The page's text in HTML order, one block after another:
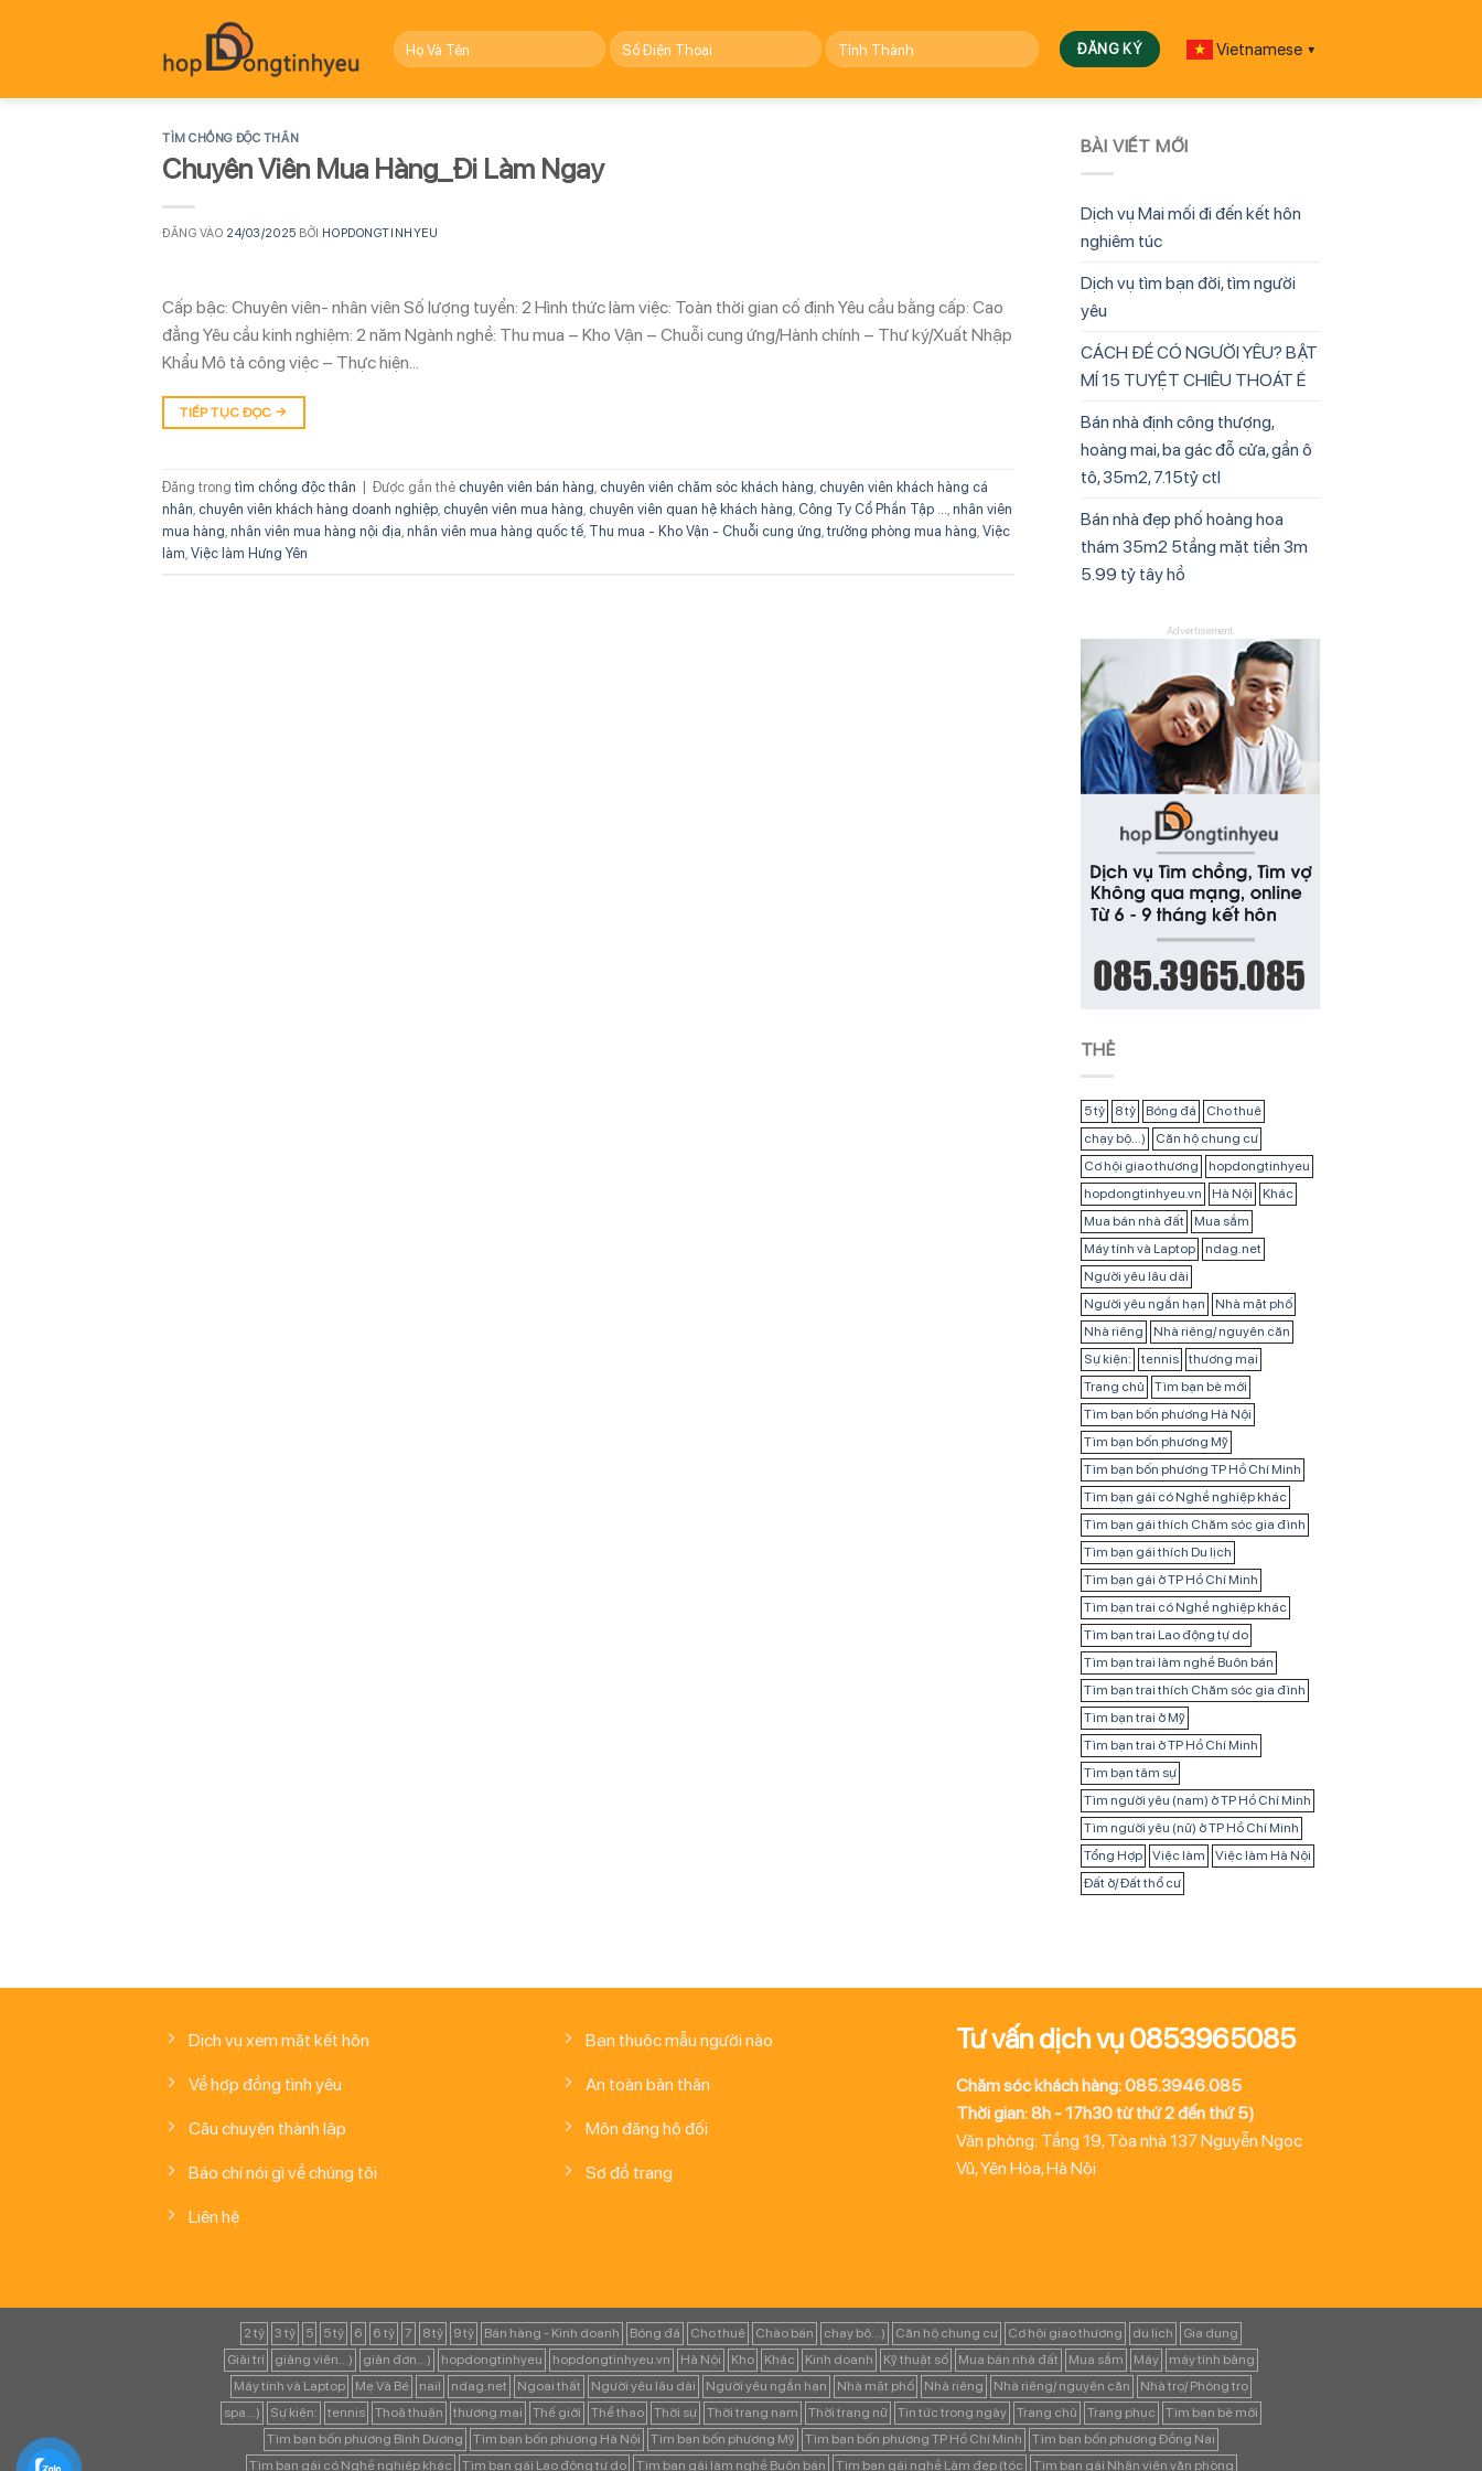
dung
Vietnamese ▼
TÌM CHỒNG ĐỘC THÂN
Chuyên Viên Mua Hàng_Đi Làm Ngay
ĐĂNG VÀO 24/03/2025 BỞI HOPDONGTINHYEU
Cấp bậc: Chuyên viên- nhân viên Số lượng tuyển: 2 Hình thức làm việc: Toàn thời gian cố định Yêu cầu bằng cấp: Cao
đẳng Yêu cầu kinh nghiệm: 2 năm Ngành nghề: Thu mua – Kho Vận – Chuỗi cung ứng/Hành chính – Thư ký/Xuất Nhập
Khẩu Mô tả công việc – Thực hiện…
TIẾP TỤC ĐỌC →
Đăng trong tìm chồng độc thân Được gắn thẻ chuyên viên bán hàng chuyên viên chăm sóc khách hàng chuyên viên khách hàng cá
nhân chuyên viên khách hàng doanh nghiệp chuyên viên mua hàng chuyên viên quan hệ khách hàng Công Ty Cổ Phần Tập ...
nhân viên
mua hàng nhân viên mua hàng nội địa nhân viên mua hàng quốc tế Thu mua - Kho Vận - Chuỗi cung ứng trưởng phòng mua hàng Việc
làm Việc làm Hưng Yên
BÀI VIẾT MỚI
Dịch vụ Mai mối đi đến kết hôn
nghiêm túc
Dịch vụ tìm bạn đời, tìm người
yêu
CÁCH ĐỂ CÓ NGƯỜI YÊU? BẬT
MÍ 15 TUYỆT CHIÊU THOÁT Ế
Bán nhà định công thượng,
hoàng mai, ba gác đỗ cửa, gần ô
tô, 35m2, 7.15tỷ ctl
Bán nhà đẹp phố hoàng hoa
thám 35m2 5tầng mặt tiền 3m
5.99 tỷ tây hồ
Advertisement
THẺ
5 tỷ 8 tỷ Bóng đá
Cho thuê
chạy bộ...)
Căn hộ chung cư
Cơ hội giao thương
hopdongtinhyeu
hopdongtinhyeu.vn
Hà Nội
Khác
Mua bán nhà đất
Mua sắm
Máy tính và Laptop
ndag.net
Người yêu lâu dài
Người yêu ngắn hạn
Nhà mặt phố
Nhà riêng
Nhà riêng/ nguyên căn
Sự kiện:
tennis
thương mại
Trang chủ
Tìm bạn bè mới
Tìm bạn bốn phương Hà Nội
Tìm bạn bốn phương Mỹ
Tìm bạn bốn phương TP Hồ Chí Minh
Tìm bạn gái có Nghề nghiệp khác
Tìm bạn gái thích Chăm sóc gia đình
Tìm bạn gái thích Du lịch
Tìm bạn gái ở TP Hồ Chí Minh
Tìm bạn trai có Nghề nghiệp khác
Tìm bạn trai Lao động tự do
Tìm bạn trai làm nghề Buôn bán
Tìm bạn trai thích Chăm sóc gia đình
Tìm bạn trai ở Mỹ
Tìm bạn trai ở TP Hồ Chí Minh
Tìm bạn tâm sự
Tìm người yêu (nam) ở TP Hồ Chí Minh
Tìm người yêu (nữ) ở TP Hồ Chí Minh
Tổng Hợp
Việc làm
Việc làm Hà Nội
Đất ở/ Đất thổ cư
Dịch vụ xem mặt kết hôn
Về hợp đồng tình yêu
Câu chuyện thành lập
Báo chí nói gì về chúng tôi
Liên hệ
Bạn thuộc mẫu người nào
An toàn bản thân
Môn đăng hộ đối
Sơ đồ trang
Tư vấn dịch vụ 0853965085
Chăm sóc khách hàng: 085.3946.085
Thời gian: 8h - 17h30 từ thứ 2 đến thứ 5)
Văn phòng: Tầng 19, Tòa nhà 137 Nguyễn Ngọc
Vũ, Yên Hòa, Hà Nội
2 tỷ 3 tỷ 5 5 tỷ 6 6 tỷ 7 8 tỷ 9 tỷ Bán hàng - Kinh doanh Bóng đá Cho thuê Chào bán chạy bộ...) Căn hộ chung cư Cơ hội giao thương du lịch
Gia dụng
Giải trí
giảng viên...) giản đơn...) hopdongtinhyeu hopdongtinhyeu.vn Hà Nội Kho Khác Kinh doanh Kỹ thuật số Mua bán nhà đất Mua sắm Máy
máy tính bảng
Máy tính và Laptop
Mẹ Và Bé nail ndag.net Ngoại thất Người yêu lâu dài Người yêu ngắn hạn Nhà mặt phố Nhà riêng Nhà riêng/ nguyên căn
Nhà trọ/ Phòng trọ
spa...)
Sự kiện: tennis Thoả thuận thương mại Thế giới Thể thao Thời sự Thời trang nam Thời trang nữ Tin tức trong ngày Trang chủ Trang phục
Tìm bạn bè mới
Tìm bạn bốn phương Bình Dương
Tìm bạn bốn phương Hà Nội Tìm bạn bốn phương Mỹ Tìm bạn bốn phương TP Hồ Chí Minh
Tìm bạn bốn phương Đồng Nai
Tìm bạn gái có Nghề nghiệp khác
Tìm bạn gái Lao động tự do Tìm bạn gái làm nghề Buôn bán Tìm bạn gái nghề Làm đẹp (tóc Tìm bạn gái Nhân viên văn phòng